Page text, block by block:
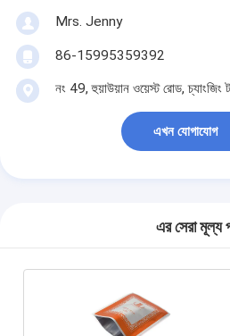
Mrs. Jenny
86-15995359392
নং 49, হুয়াউয়ান ওয়েস্ট রোড, চ্যাংজিং
এখন যোগাযোগ
এর সেরা মূল্য